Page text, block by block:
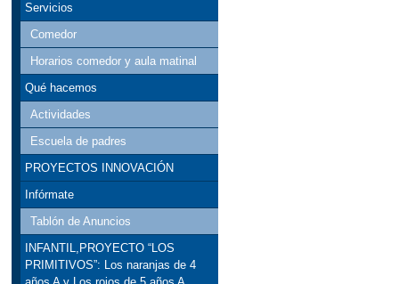
Servicios
Comedor
Horarios comedor y aula matinal
Qué hacemos
Actividades
Escuela de padres
PROYECTOS INNOVACIÓN
Infórmate
Tablón de Anuncios
INFANTIL,PROYECTO “LOS
PRIMITIVOS”: Los naranjas de 4